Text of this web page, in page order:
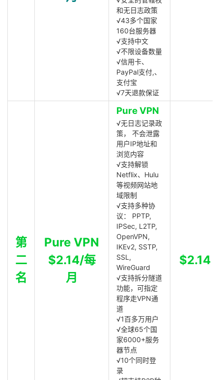
和无日志政策
√43多个国家
160台服务器
√支持中文
√不限设备数量
√信用卡、
PayPal支付,、
支付宝
√7天退款保证
第
二
名
Pure VPN
$2.14/每
月
Pure VPN
√无日志记录政
策， 不会泄露
用户IP地址和
浏览内容
√支持解锁
Netflix、Hulu
等视频网站地
域限制
√支持多种协
议： PPTP,
IPSec, L2TP,
OpenVPN,
IKEv2, SSTP,
SSL,
WireGuard
√支持拆分隧道
功能，可指定
程序走VPN通
道
√1百多万用户
√全球65个国
家6000+服务
器节点
√10个同时登
录
$2.14